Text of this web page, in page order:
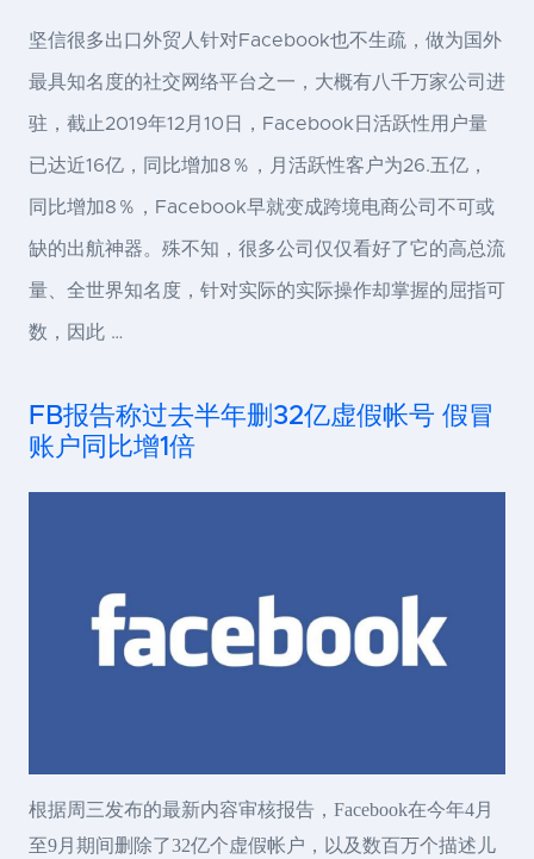
坚信很多出口外贸人针对Facebook也不生疏，做为国外
最具知名度的社交网络平台之一，大概有八千万家公司进
驻，截止2019年12月10日，Facebook日活跃性用户量
已达近16亿，同比增加8％，月活跃性客户为26.五亿，
同比增加8％，Facebook早就变成跨境电商公司不可或
缺的出航神器。殊不知，很多公司仅仅看好了它的高总流
量、全世界知名度，针对实际的实际操作却掌握的屈指可
数，因此 …
FB报告称过去半年删32亿虚假帐号 假冒
账户同比增1倍
根据周三发布的最新内容审核报告，Facebook在今年4月
至9月期间删除了32亿个虚假帐户，以及数百万个描述儿